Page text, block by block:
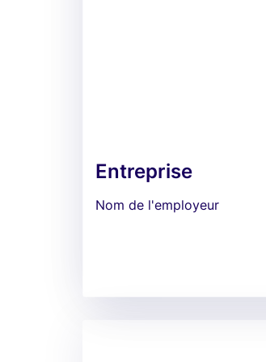
Entreprise
Nom de l'employeur